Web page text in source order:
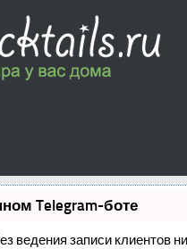
Telegram-боте
ведения записи